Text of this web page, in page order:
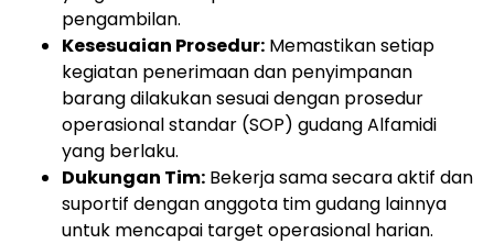
pengambilan.
Kesesuaian Prosedur: Memastikan setiap
kegiatan penerimaan dan penyimpanan
barang dilakukan sesuai dengan prosedur
operasional standar (SOP) gudang Alfamidi
yang berlaku.
Dukungan Tim: Bekerja sama secara aktif dan
suportif dengan anggota tim gudang lainnya
untuk mencapai target operasional harian.